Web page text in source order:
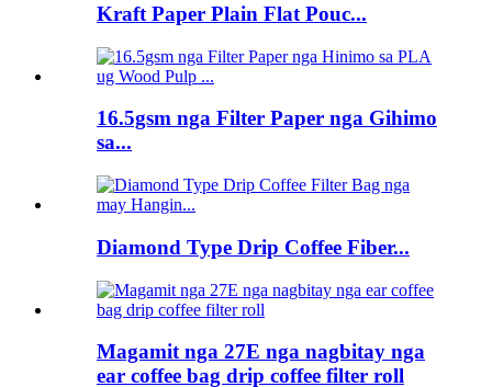
Kraft Paper Plain Flat Pouc...
16.5gsm nga Filter Paper nga Gihimo
sa...
Diamond Type Drip Coffee Fiber...
Magamit nga 27E nga nagbitay nga
ear coffee bag drip coffee filter roll